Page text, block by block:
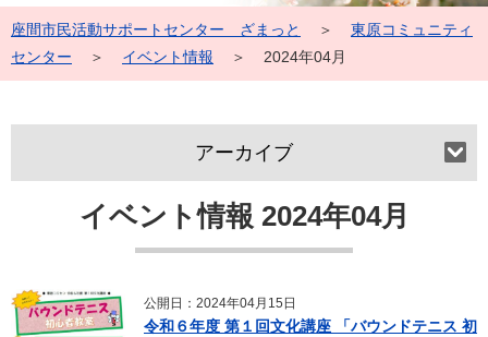
座間市民活動サポートセンター ざまっと ＞
東原コミュニティ
センター
＞ イベント情報 ＞ 2024年04月
イベント情報 2024年04月
公開日：2024年04月15日
令和６年度 第１回文化講座 「バウンドテニス 初
アーカイブ